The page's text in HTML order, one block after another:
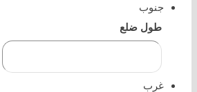
جنوب
طول ضلع
غرب